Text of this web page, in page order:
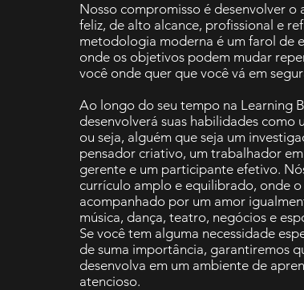
Nosso compromisso é desenvolver o
feliz, de alto alcance, profissional e
metodologia moderna é um farol de
onde os objetivos podem mudar
você onde quer que você vá em
Ao longo do seu tempo na Learning
desenvolverá suas habilidades como
ou seja, alguém que seja um
pensador criativo, um trabalhador
gerente e um participante efetivo.
currículo amplo e equilibrado, onde
acompanhado por um amor
música, dança, teatro, negócios e
Se você tem alguma necessidade
de suma importância, garantiremos
desenvolva em um ambiente de
atencioso.